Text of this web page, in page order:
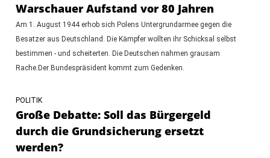
Warschauer Aufstand vor 80 Jahren
Am 1. August 1944 erhob sich Polens Untergrundarmee gegen die
Besatzer aus Deutschland. Die Kämpfer wollten ihr Schicksal selbst
bestimmen - und scheiterten. Die Deutschen nahmen grausam
Rache.Der Bundespräsident kommt zum Gedenken.
POLITIK
Große Debatte: Soll das Bürgergeld
durch die Grundsicherung ersetzt
werden?